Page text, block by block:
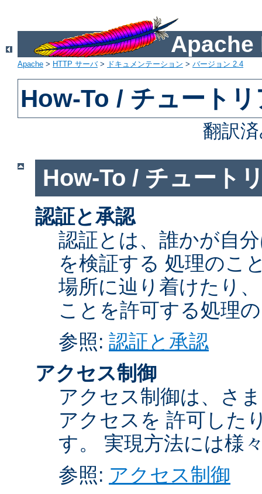
Apache
Apache > HTTP サーバ> ドキュメンテーション > バージョン 2.4
How-To / チュート
翻訳
How-To / チュート
認証と承認
認証とは、誰かが自
を検証する 処理のこ
場所に辿り着けたり
ことを許可する処理
参照: 認証と承認
アクセス制御
アクセス制御は、さ
アクセスを 許可した
す。 実現方法には様
参照: アクセス制御